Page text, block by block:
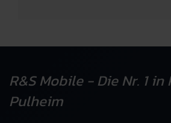
R&S Mobile - Die Nr. 1
Pulheim